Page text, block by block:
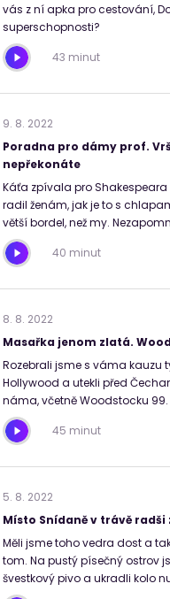
vás z ní apka pro cestování,
superschopnosti?
43 minut
9. 8. 2022
Poradna pro dámy prof.
nepřekonáte
Káťa zpívala pro Shakespeara
radil ženám, jak je to s
větší bordel, než my.
40 minut
8. 8. 2022
Masařka jenom zlatá.
Rozebrali jsme s váma kauzu
Hollywood a utekli před
náma, včetně Woodstocku
45 minut
5. 8. 2022
Místo Snídaně v trávě
Měli jsme toho vedra dost a
tom. Na pustý písečný ostrov
švestkový pivo a ukradli kolo